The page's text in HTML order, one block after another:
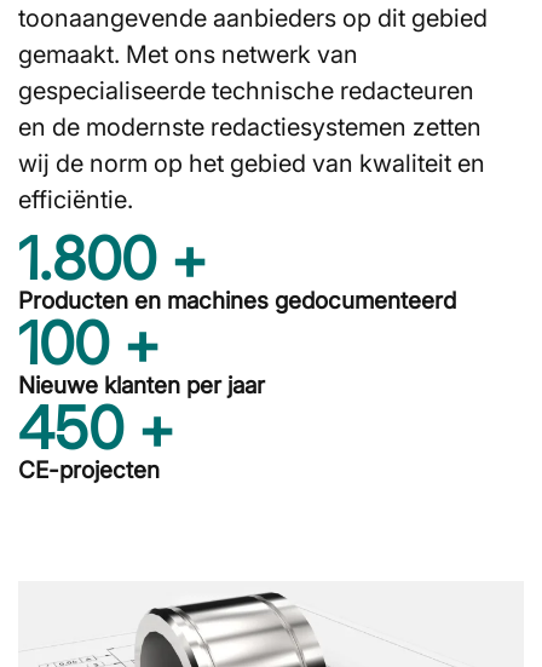
toonaangevende aanbieders op dit gebied
gemaakt. Met ons netwerk van
gespecialiseerde technische redacteuren
en de modernste redactiesystemen zetten
wij de norm op het gebied van kwaliteit en
efficiëntie.
Producten en machines gedocumenteerd
1.800 +
Nieuwe klanten per jaar
100 +
CE-projecten
450 +